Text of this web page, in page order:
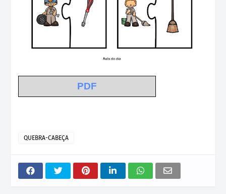
PDF
QUEBRA-CABEÇA